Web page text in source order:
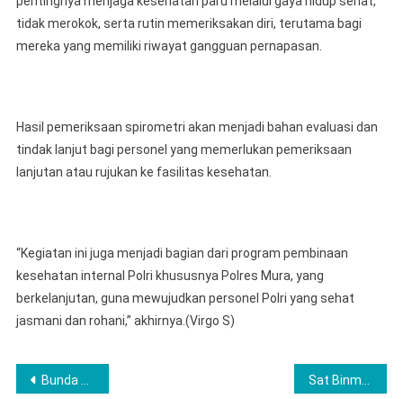
tidak merokok, serta rutin memeriksakan diri, terutama bagi
mereka yang memiliki riwayat gangguan pernapasan.
Hasil pemeriksaan spirometri akan menjadi bahan evaluasi dan
tindak lanjut bagi personel yang memerlukan pemeriksaan
lanjutan atau rujukan ke fasilitas kesehatan.
“Kegiatan ini juga menjadi bagian dari program pembinaan
kesehatan internal Polri khususnya Polres Mura, yang
berkelanjutan, guna mewujudkan personel Polri yang sehat
jasmani dan rohani,” akhirnya.(Virgo S)
Post
Bunda PAUD Labuhanbatu Kunjungi TKN Pembina Rantauprapat, Dukung Penguatan Pendidikan Anak Usia Dini